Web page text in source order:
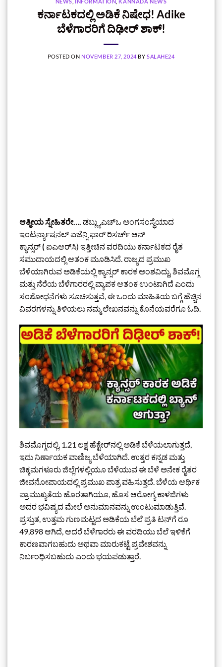
ಕರ್ನಾಟಕದಲ್ಲಿ ಅಡಿಕೆ ನಿಷೇಧ! Adike
ಬೆಳೆಗಾರರಿಗೆ ದಿಢೀರ್ ಶಾಕ್‌!
POSTED ON NOVEMBER 27, 2024 BY SALAHE24
ಆತ್ಮೀಯ ಸ್ನೇಹಿತರೇ…. ಡಬ್ಲ್ಯುಎಚ್‌ಒ ಅಂಗಸಂಸ್ಥೆಯಾದ
ಇಂಟರ್ನ್ಯಾಷನಲ್ ಏಜೆನ್ಸಿ ಫಾರ್ ರಿಸರ್ಚ್ ಆನ್
ಕ್ಯಾನ್ಸರ್(ಐಎಆರ್‌ಸಿ) ಇತ್ತೀಚಿನ ವರದಿಯು ಕರ್ನಾಟಕದ ರೈತ
ಸಮುದಾಯದಲ್ಲಿ ಆತಂಕ ಮೂಡಿಸಿದೆ. ರಾಜ್ಯದ ಪ್ರಮುಖ
ಬೆಳೆಯಾಗಿರುವ ಅಡಿಕೆಯಲ್ಲಿ ಕ್ಯಾನ್ಸರ್ ಕಾರಕ ಅಂಶವಿದ್ದು, ಶಿವಮೊಗ್ಗ
ಮತ್ತು ನೆರೆಯ ಬೆಳೆಗಾರರಲ್ಲಿ ವ್ಯಾಪಕ ಆತಂಕ ಉಂಟಾಗಿದೆ ಎಂದು
ಸಂಶೋಧನೆಗಳು ಸೂಚಿಸುತ್ತವೆ, ಈ ಒಂದು ಮಾಹಿತಿಯ ಬಗ್ಗೆ ಹೆಚ್ಚಿನ
ವಿವರಗಳನ್ನು ತಿಳಿಯಲು ನಮ್ಮ ಲೇಖನವನ್ನು ಕೊನೆಯವರೆಗೂ ಓದಿ.
ಶಿವಮೊಗ್ಗದಲ್ಲಿ, 1.21 ಲಕ್ಷ ಹೆಕ್ಟೇರ್‌ನಲ್ಲಿ ಅಡಿಕೆ ಬೆಳೆಯಲಾಗುತ್ತದೆ,
ಇದು ನಿರ್ಣಾಯಕ ವಾಣಿಜ್ಯ ಬೆಳೆಯಾಗಿದೆ. ಉತ್ತರ ಕನ್ನಡ ಮತ್ತು
ಚಿಕ್ಕಮಗಳೂರು ಜಿಲ್ಲೆಗಳಲ್ಲಿಯೂ ಬೆಳೆಯುವ ಈ ಬೆಳೆ ಅನೇಕ ರೈತರ
ಜೀವನೋಪಾಯದಲ್ಲಿ ಪ್ರಮುಖ ಪಾತ್ರ ವಹಿಸುತ್ತದೆ. ಬೆಳೆಯ ಆರ್ಥಿಕ
ಪ್ರಾಮುಖ್ಯತೆಯ ಹೊರತಾಗಿಯೂ, ಹೊಸ ಆರೋಗ್ಯ ಕಾಳಜಿಗಳು
ಅದರ ಭವಿಷ್ಯದ ಮೇಲೆ ಅನುಮಾನವನ್ನು ಉಂಟುಮಾಡುತ್ತಿವೆ.
ಪ್ರಸ್ತುತ, ಉತ್ತಮ ಗುಣಮಟ್ಟದ ಅಡಿಕೆಯ ಬೆಲೆ ಪ್ರತಿ ಟನ್‌ಗೆ ರೂ
49,898 ಆಗಿದೆ, ಆದರೆ ಬೆಳೆಗಾರರು ಈ ವರದಿಯು ಬೆಲೆ ಇಳಿಕೆಗೆ
ಕಾರಣವಾಗಬಹುದು ಅಥವಾ ಮಾರುಕಟ್ಟೆ ಪ್ರವೇಶವನ್ನು
ನಿರ್ಬಂಧಿಸಬಹುದು ಎಂದು ಭಯಪಡುತ್ತಾರೆ.